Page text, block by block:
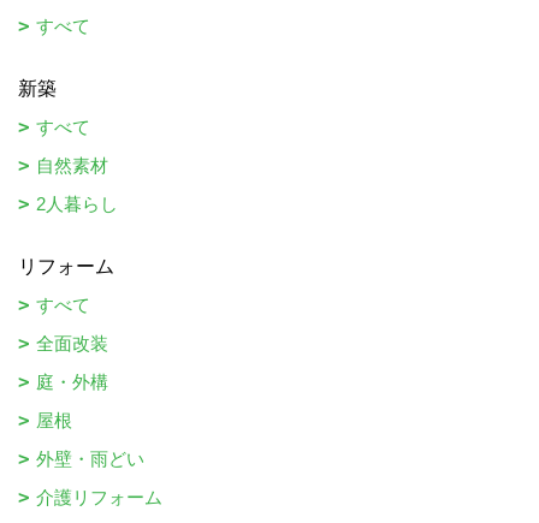
すべて
新築
すべて
自然素材
2人暮らし
リフォーム
すべて
全面改装
庭・外構
屋根
外壁・雨どい
介護リフォーム